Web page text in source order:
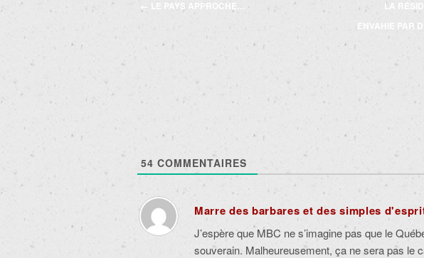
Navigation
articles
← LE PAYS APPROCHE…
LA
ENVAHIE PAR
54 COMMENTAIRES
Marre des barbares et des simples
J’espère que MBC ne s’imagine pas que le
souverain. Malheureusement, ça ne sera pas le